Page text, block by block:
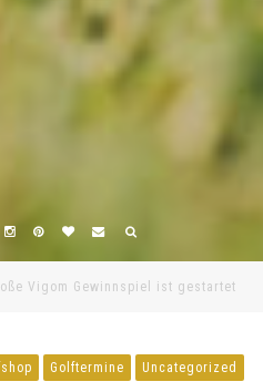
Vigom Gewinnspiel ist gestartet
Golftermine Uncategorized